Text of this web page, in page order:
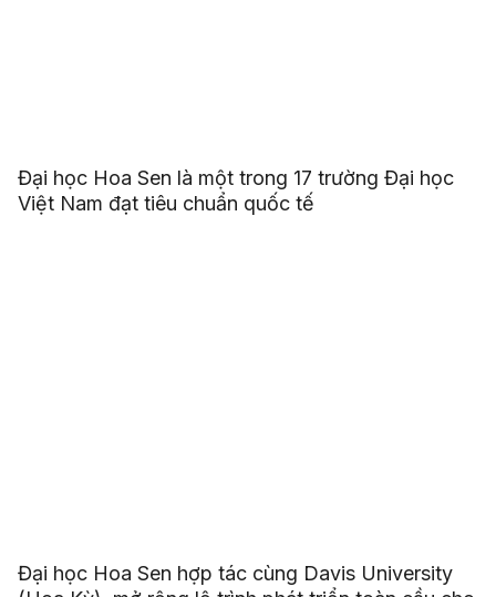
Đại học Hoa Sen là một trong 17 trường Đại học
Việt Nam đạt tiêu chuẩn quốc tế
Đại học Hoa Sen hợp tác cùng Davis University